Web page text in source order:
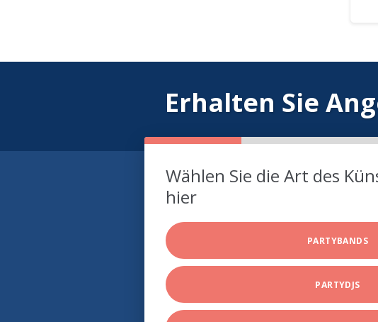
Erhalten Sie
Wählen Sie die Art des
hier
PARTYBANDS
PARTYDJS